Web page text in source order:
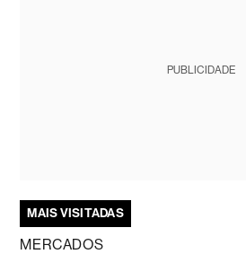
PUBLICIDADE
MAIS VISITADAS
MERCADOS